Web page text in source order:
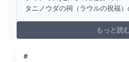
ングダム】
タニノウダの祠（ラウルの祝福
中身について掲載しています。
もっと読
#